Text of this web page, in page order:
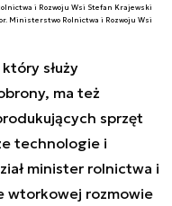
i Rozwoju Wsi Stefan Krajewski
Ministerstwo Rolnictwa i Rozwoju Wsi
służy
ma też
sprzęt
technologie i
minister rolnictwa i
wtorkowej rozmowie